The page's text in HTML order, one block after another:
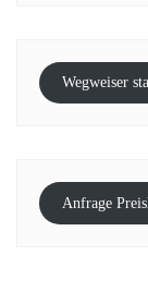
Wegweiser
Anfrage